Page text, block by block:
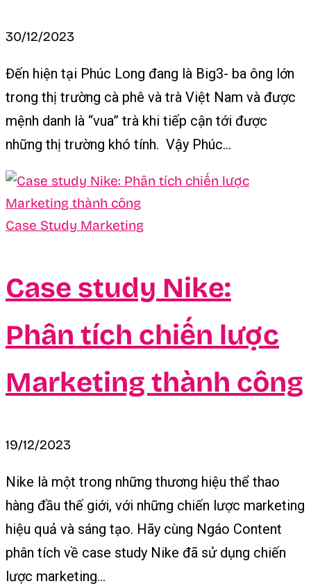
30/12/2023
Đến hiện tại Phúc Long đang là Big3- ba ông lớn
trong thị trường cà phê và trà Việt Nam và được
mệnh danh là “vua” trà khi tiếp cận tới được
những thị trường khó tính. Vậy Phúc...
Case Study Marketing
Case study Nike:
Phân tích chiến lược
Marketing thành công
19/12/2023
Nike là một trong những thương hiệu thể thao
hàng đầu thế giới, với những chiến lược marketing
hiệu quả và sáng tạo. Hãy cùng Ngáo Content
phân tích về case study Nike đã sử dụng chiến
lược marketing...